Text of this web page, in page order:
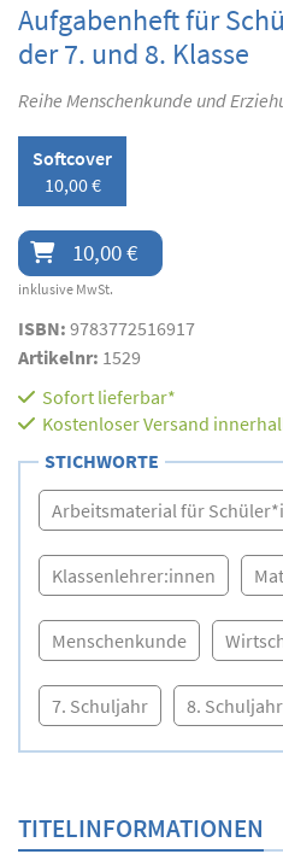
Aufgabenheft für
der 7. und 8. Klasse
Reihe Menschenkunde und
Softcover
10,00 €
10,00 €
inklusive MwSt.
ISBN: 9783772516917
Artikelnr: 1529
Sofort lieferbar*
Kostenloser Versand
STICHWORTE
Arbeitsmaterial für
Klassenlehrer:innen
Menschenkunde
7. Schuljahr 8. Schuljahr
TITELINFORMATIONEN